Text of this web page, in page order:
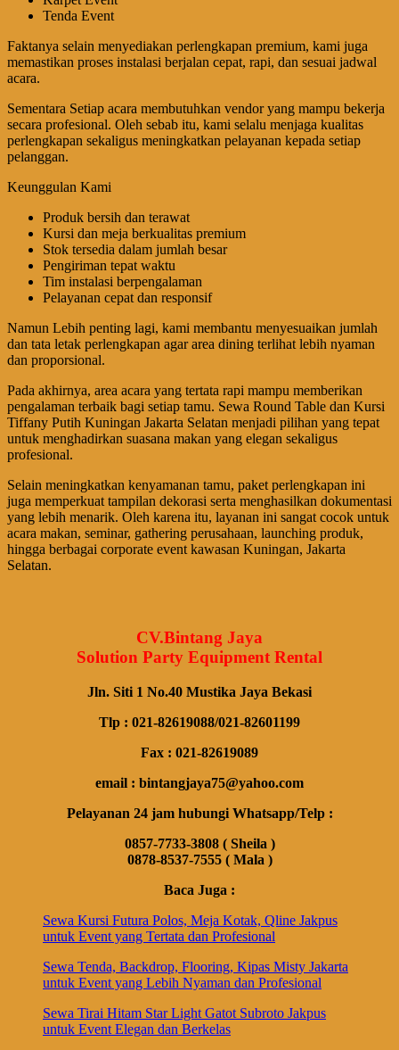
Tenda Event
Faktanya selain menyediakan perlengkapan premium, kami juga
memastikan proses instalasi berjalan cepat, rapi, dan sesuai jadwal
acara.
Sementara Setiap acara membutuhkan vendor yang mampu bekerja
secara profesional. Oleh sebab itu, kami selalu menjaga kualitas
perlengkapan sekaligus meningkatkan pelayanan kepada setiap
pelanggan.
Keunggulan Kami
Produk bersih dan terawat
Kursi dan meja berkualitas premium
Stok tersedia dalam jumlah besar
Pengiriman tepat waktu
Tim instalasi berpengalaman
Pelayanan cepat dan responsif
Namun Lebih penting lagi, kami membantu menyesuaikan jumlah
dan tata letak perlengkapan agar area dining terlihat lebih nyaman
dan proporsional.
Pada akhirnya, area acara yang tertata rapi mampu memberikan
pengalaman terbaik bagi setiap tamu. Sewa Round Table dan Kursi
Tiffany Putih Kuningan Jakarta Selatan menjadi pilihan yang tepat
untuk menghadirkan suasana makan yang elegan sekaligus
profesional.
Selain meningkatkan kenyamanan tamu, paket perlengkapan ini
juga memperkuat tampilan dekorasi serta menghasilkan dokumentasi
yang lebih menarik. Oleh karena itu, layanan ini sangat cocok untuk
acara makan, seminar, gathering perusahaan, launching produk,
hingga berbagai corporate event kawasan Kuningan, Jakarta
Selatan.
CV.Bintang Jaya
Solution Party Equipment Rental
Jln. Siti 1 No.40 Mustika Jaya Bekasi
Tlp : 021-82619088/021-82601199
Fax : 021-82619089
email : bintangjaya75@yahoo.com
Pelayanan 24 jam hubungi Whatsapp/Telp :
0857-7733-3808 ( Sheila )
0878-8537-7555 ( Mala )
Baca Juga :
Sewa Kursi Futura Polos, Meja Kotak, Qline Jakpus
untuk Event yang Tertata dan Profesional
Sewa Tenda, Backdrop, Flooring, Kipas Misty Jakarta
untuk Event yang Lebih Nyaman dan Profesional
Sewa Tirai Hitam Star Light Gatot Subroto Jakpus
untuk Event Elegan dan Berkelas